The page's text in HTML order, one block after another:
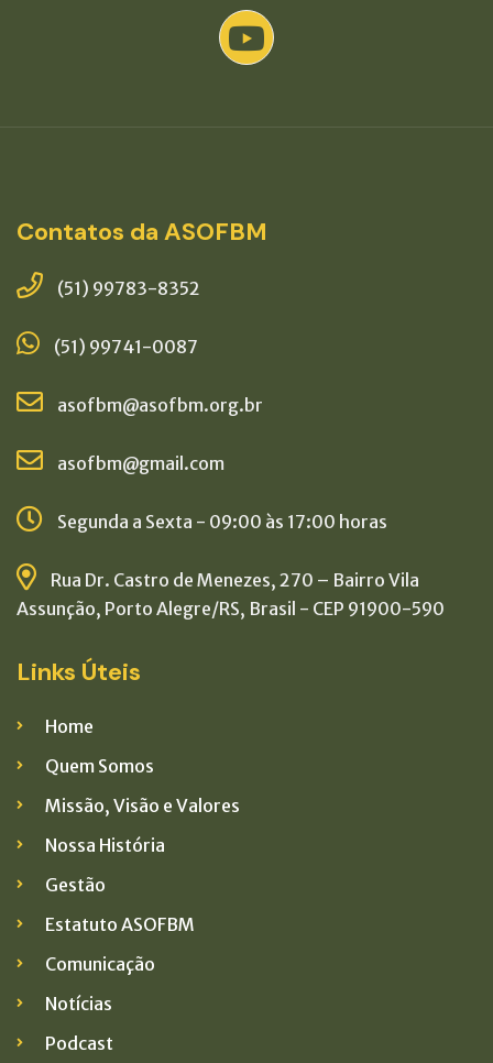
Contatos da ASOFBM
(51) 99783-8352
(51) 99741-0087
asofbm@asofbm.org.br
asofbm@gmail.com
Segunda a Sexta - 09:00 às 17:00 horas
Rua Dr. Castro de Menezes, 270 – Bairro Vila
Assunção, Porto Alegre/RS, Brasil - CEP 91900-590
Links Úteis
Home
Quem Somos
Missão, Visão e Valores
Nossa História
Gestão
Estatuto ASOFBM
Comunicação
Notícias
Podcast